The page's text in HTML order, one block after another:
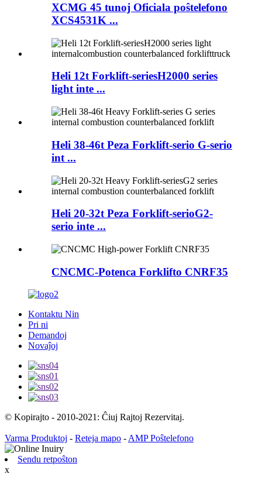
XCMG 45 tunoj Oficiala poŝtelefono
XCS4531K ...
Heli 12t Forklift-seriesH2000 series
light inte ...
Heli 38-46t Peza Forklift-serio G-serio
int ...
Heli 20-32t Peza Forklift-serioG2-
serio inte ...
CNCMC-Potenca Forklifto CNRF35
Kontaktu Nin
Pri ni
Demandoj
Novaĵoj
© Kopirajto - 2010-2021: Ĉiuj Rajtoj Rezervitaj.
Varma Produktoj - Reteja mapo - AMP Poŝtelefono
Sendu retpoŝton
x